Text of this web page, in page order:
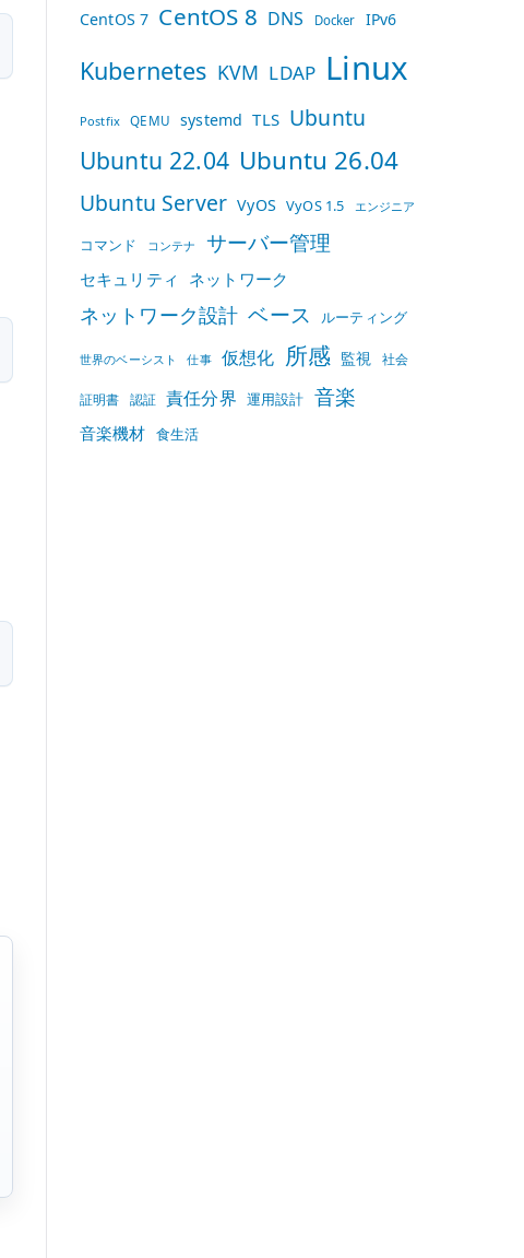
CentOS 7 CentOS 8 DNS Docker IPv6
Kubernetes KVM LDAP Linux
Postfix QEMU systemd TLS Ubuntu
Ubuntu 22.04 Ubuntu 26.04
Ubuntu Server VyOS VyOS 1.5 エンジニア
コマンド コンテナ サーバー管理
セキュリティ ネットワーク
ネットワーク設計 ベース ルーティング
世界のベーシスト 仕事 仮想化 所感 監視 社会
証明書 認証 責任分界 運用設計 音楽
音楽機材 食生活